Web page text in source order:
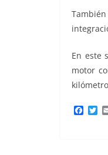
En este
motor
T